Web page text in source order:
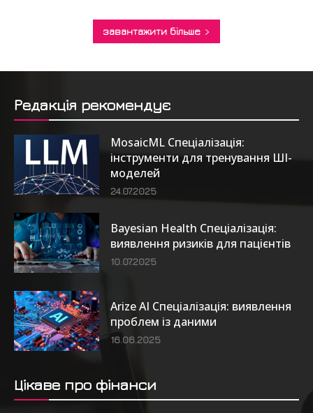
завантажити більше
Редакція рекомендує
MosaicML Спеціалізація:
інструменти для тренування ШІ-
моделей
24.07.2025
Bayesian Health Спеціалізація:
виявлення ризиків для пацієнтів
10.07.2025
Arize AI Спеціалізація: виявлення
проблем із даними
16.06.2025
Цікаве про фінанси